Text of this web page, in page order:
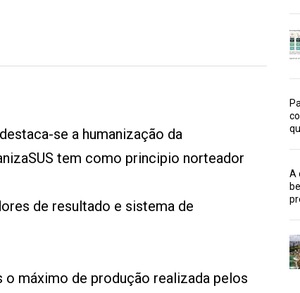
se a humanização da
tem como principio norteador
de resultado e sistema de
máximo de produção realizada pelos
A